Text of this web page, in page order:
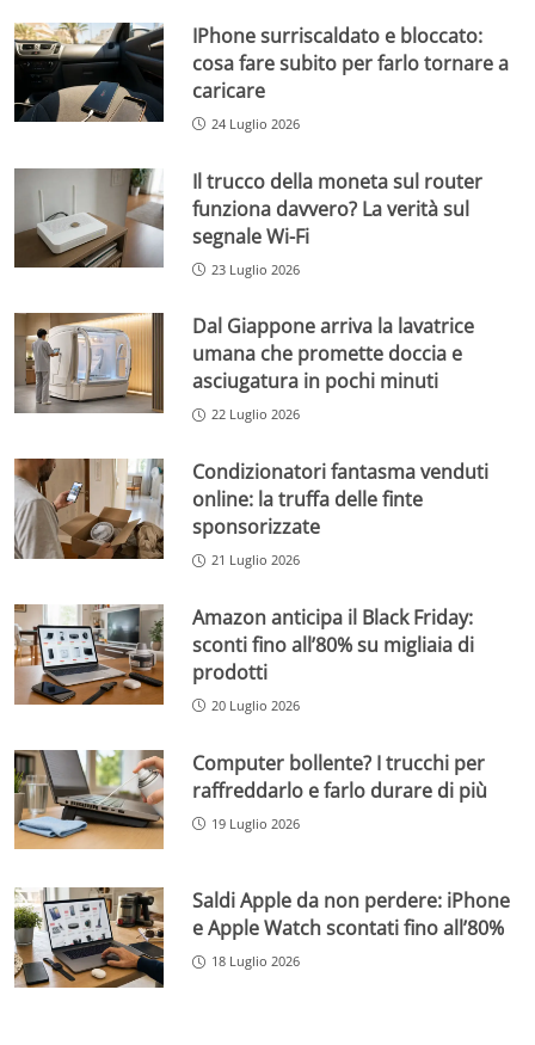
IPhone surriscaldato e bloccato:
cosa fare subito per farlo tornare a
caricare
24 Luglio 2026
Il trucco della moneta sul router
funziona davvero? La verità sul
segnale Wi-Fi
23 Luglio 2026
Dal Giappone arriva la lavatrice
umana che promette doccia e
asciugatura in pochi minuti
22 Luglio 2026
Condizionatori fantasma venduti
online: la truffa delle finte
sponsorizzate
21 Luglio 2026
Amazon anticipa il Black Friday:
sconti fino all’80% su migliaia di
prodotti
20 Luglio 2026
Computer bollente? I trucchi per
raffreddarlo e farlo durare di più
19 Luglio 2026
Saldi Apple da non perdere: iPhone
e Apple Watch scontati fino all’80%
18 Luglio 2026